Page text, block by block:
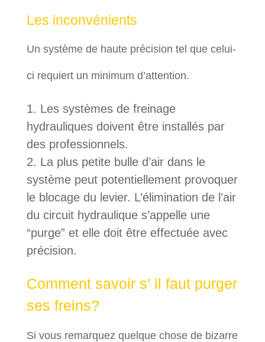
Les inconvénients
Un système de haute précision tel que celui-
ci requiert un minimum d’attention.
Les systèmes de freinage
hydrauliques doivent être installés par
des professionnels.
La plus petite bulle d’air dans le
système peut potentiellement provoquer
le blocage du levier. L’élimination de l’air
du circuit hydraulique s’appelle une
“purge” et elle doit être effectuée avec
précision.
Comment savoir s’ il faut purger
ses freins?
Si vous remarquez quelque chose de bizarre